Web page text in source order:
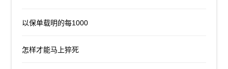
以保单载明的每1000
怎样才能马上猝死